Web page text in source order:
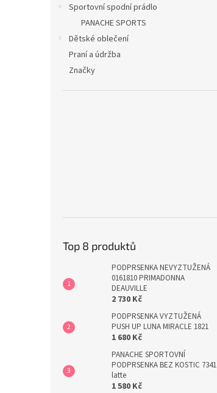
Sportovní spodní prádlo
PANACHE SPORTS
Dětské oblečení
Praní a údržba
Značky
Top 8 produktů
PODPRSENKA NEVYZTUŽENÁ
0161810 PRIMADONNA
DEAUVILLE
2 730 Kč
PODPRSENKA VYZTUŽENÁ
PUSH UP LUNA MIRACLE 1821
1 680 Kč
PANACHE SPORTOVNÍ
PODPRSENKA BEZ KOSTIC 7341
latte
1 580 Kč